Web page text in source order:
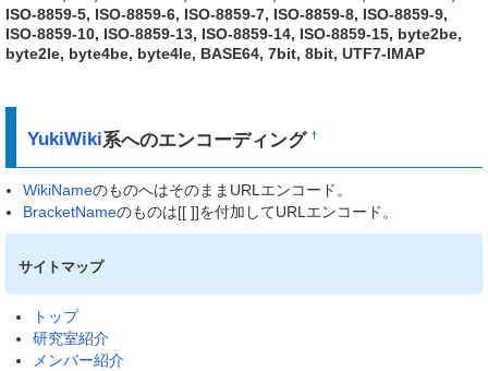
ISO-8859-5, ISO-8859-6, ISO-8859-7, ISO-8859-8, ISO-8859-9,
ISO-8859-10, ISO-8859-13, ISO-8859-14, ISO-8859-15, byte2be,
byte2le, byte4be, byte4le, BASE64, 7bit, 8bit, UTF7-IMAP
YukiWiki系へのエンコーディング†
WikiNameのものへはそのままURLエンコード。
BracketNameのものは[[ ]]を付加してURLエンコード。
サイトマップ
トップ
研究室紹介
メンバー紹介